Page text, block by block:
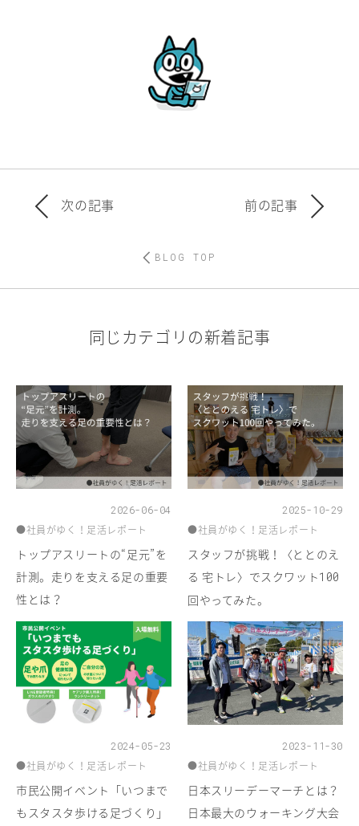
次の記事 前の記事
BLOG TOP
同じカテゴリの新着記事
2026-06-04
●社員がゆく！足活レポート
トップアスリートの“足元”を
計測。走りを支える足の重要
性とは？
2025-10-29
●社員がゆく！足活レポート
スタッフが挑戦！〈ととのえ
る 宅トレ〉でスクワット100
回やってみた。
2024-05-23
●社員がゆく！足活レポート
市民公開イベント「いつまで
もスタスタ歩ける足づくり」
2023-11-30
●社員がゆく！足活レポート
日本スリーデーマーチとは？
日本最大のウォーキング大会